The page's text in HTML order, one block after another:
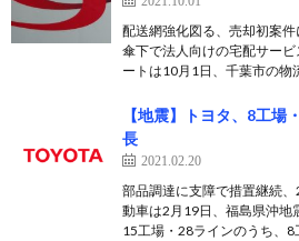
配送網強化図る、売却初案件
傘下で法人向けの宅配サー
ートは10月1日、千葉市の物
【地震】トヨタ、8工場
長
2021.02.20
部品調達に支障で措置継続
動車は2月19日、福島県沖地
15工場・28ラインのうち、